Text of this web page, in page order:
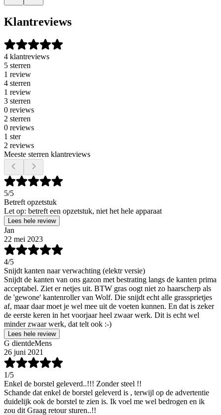
Klantreviews
4 klantreviews
5 sterren
1 review
4 sterren
1 review
3 sterren
0 reviews
2 sterren
0 reviews
1 ster
2 reviews
Meeste sterren klantreviews
5/5
Betreft opzetstuk
Let op: betreft een opzetstuk, niet het hele apparaat
Lees hele review
Jan
22 mei 2023
4/5
Snijdt kanten naar verwachting (elektr versie)
Snijdt de kanten van ons gazon met bestrating langs de kanten prima
acceptabel. Ziet er netjes uit. BTW gras oogt niet zo haarscherp als
de 'gewone' kantenroller van Wolf. Die snijdt echt alle grassprietjes
af, maar daar moet je wel mee uit de voeten kunnen. En dat is zeker
de eerste keren in het voorjaar heel zwaar werk. Dit is echt wel
minder zwaar werk, dat telt ook :-)
Lees hele review
G dientdeMens
26 juni 2021
1/5
Enkel de borstel geleverd..!!! Zonder steel !!
Schande dat enkel de borstel geleverd is , terwijl op de advertentie
duidelijk ook de borstel te zien is. Ik voel me wel bedrogen en ik
zou dit Graag retour sturen..!!